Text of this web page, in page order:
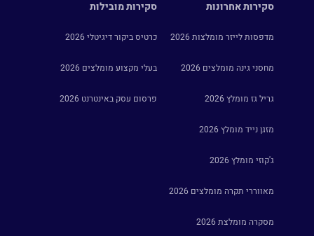
סקירות אחרונות
מדפסות לייזר מומלצות 2026
מחסני גינה מומלצים 2026
גריל גז מומלץ 2026
מזגן נייד מומלץ 2026
ג'קוזי מומלץ 2026
מאווררי תקרה מומלצים 2026
מסקרה מומלצת 2026
סקירות מובילות
כרטיס ביקור דיגיטלי 2026
בעלי מקצוע מומלצים 2026
פרסום עסק באינטרנט 2026